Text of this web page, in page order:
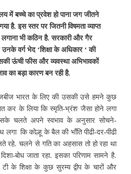
मेंबच्चे का प्रवेश हो पाना जग जीतने
है. इस स्तर पर जितनी विषमता व्याप्त
भी कठिन है. सरकारी और गैर
वर्ग भेद ‘शिक्षा के अधिकार ‘ की
ऊंची फीस और व्यवस्था अभिभावकों
का बड़ा कारण बन रही है.
भारत केलिए की उसकी उसे हमने कुछ
के लिया कि स्मृति-भ्रंश जैसा होने लगा
चलते अपने स्वभाव के अनुसार सोचने-
लगा कि कोल्हू के बैल की भाँति पीढी-दर-पीढी
रहे. चलने से गति का अहसास तो हो रहा था
बोध जाता रहा. इसका परिणाम सामने है.
शिक्षा के कुछ सुरम्य द्वीप के चारों और